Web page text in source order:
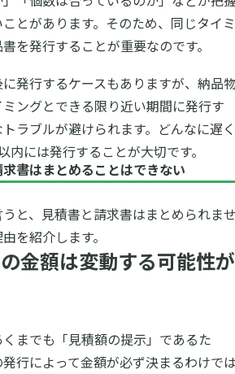
ことがあります。そのため、同じタイミ
を発行することが重要なのです。
発行するケースもありますが、納品
ングとできる限り近い期間に発行す
ラブルが避けられます。どんなに遅く
内には発行することが大切です。
書はまとめることはできない
と、見積書と請求書はまとめられま
を紹介します。
金額は変動する可能性が
までも「見積額の提示」であるた
行によって金額が必ず決まるわけで